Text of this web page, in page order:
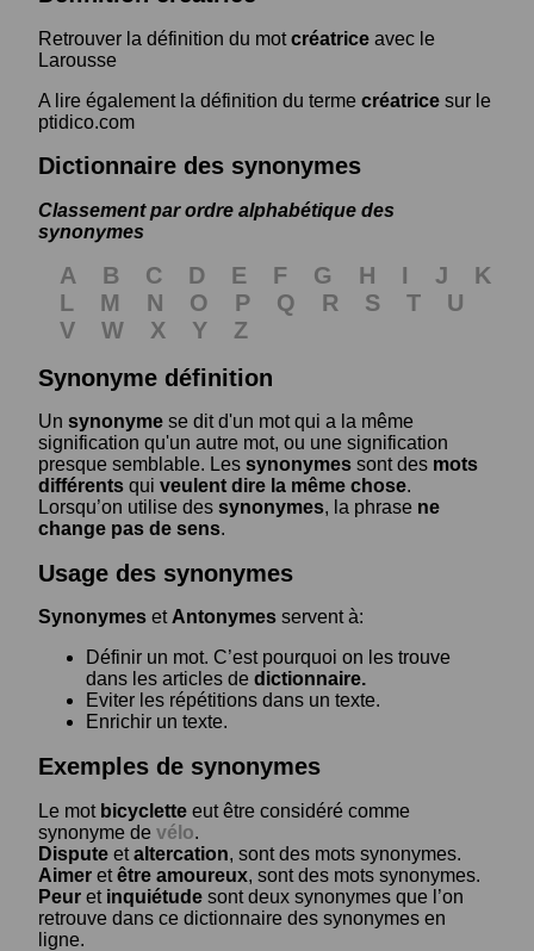
Retrouver la définition du motcréatrice avec le
Larousse
A lire également la définition du terme créatrice sur le
ptidico.com
Dictionnaire des synonymes
Classement par ordre alphabétique des
synonymes
A B C D E F G H I J
K
L
M N O P Q R S T
U
V
W X Y
Z
Synonyme définition
Un synonyme se dit d'un mot qui a la même
signification qu'un autre mot, ou une signification
presque semblable. Les synonymes sont des mots
différents qui veulent dire la même chose.
Lorsqu’on utilise des synonymes, la phrase ne
change pas de sens.
Usage des synonymes
Synonymes etAntonymes servent à:
Définir un mot. C’est pourquoi on les trouve
dans les articles de dictionnaire.
Eviter les répétitions dans un texte.
Enrichir un texte.
Exemples de synonymes
Le mot bicyclette eut être considéré comme
synonyme de vélo.
Dispute etaltercation, sont des mots synonymes.
Aimer etêtre amoureux, sont des mots synonymes.
Peur et inquiétude sont deux synonymes que l’on
retrouve dans ce dictionnaire des synonymes en
ligne.